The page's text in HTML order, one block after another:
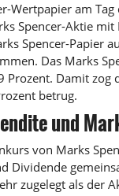
Wertpapier am
Spencer-Aktie
Spencer-Papier
Das Marks
Damit zog
betrug.
und
von Marks
Dividende
zugelegt als der